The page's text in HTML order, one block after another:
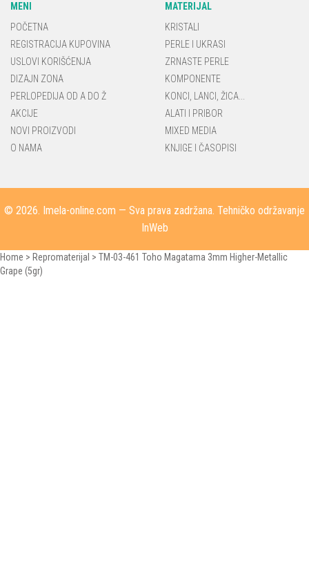
MENI
POČETNA
REGISTRACIJA KUPOVINA
USLOVI KORIŠĆENJA
DIZAJN ZONA
PERLOPEDIJA OD A DO Ž
AKCIJE
NOVI PROIZVODI
O NAMA
MATERIJAL
KRISTALI
PERLE I UKRASI
ZRNASTE PERLE
KOMPONENTE
KONCI, LANCI, ŽICA...
ALATI I PRIBOR
MIXED MEDIA
KNJIGE I ČASOPISI
© 2026. Imela-online.com — Sva prava zadržana. Tehničko održavanje
InWeb
Home > Repromaterijal > TM-03-461 Toho Magatama 3mm Higher-Metallic
Grape (5gr)